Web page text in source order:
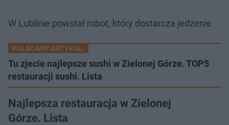
W Lublinie powstał robot, który dostarcza jedzenie
POLECANY ARTYKUŁ:
Tu zjecie najlepsze sushi w Zielonej Górze. TOP5
restauracji sushi. Lista
Najlepsza restauracja w Zielonej
Górze. Lista